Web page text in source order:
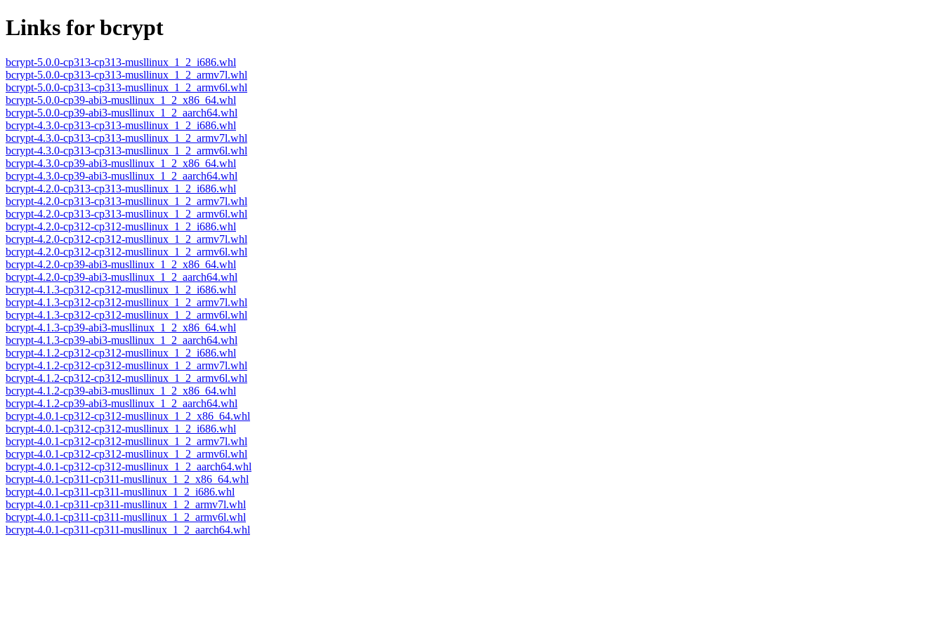
Links for bcrypt
bcrypt-5.0.0-cp313-cp313-musllinux_1_2_i686.whl
bcrypt-5.0.0-cp313-cp313-musllinux_1_2_armv7l.whl
bcrypt-5.0.0-cp313-cp313-musllinux_1_2_armv6l.whl
bcrypt-5.0.0-cp39-abi3-musllinux_1_2_x86_64.whl
bcrypt-5.0.0-cp39-abi3-musllinux_1_2_aarch64.whl
bcrypt-4.3.0-cp313-cp313-musllinux_1_2_i686.whl
bcrypt-4.3.0-cp313-cp313-musllinux_1_2_armv7l.whl
bcrypt-4.3.0-cp313-cp313-musllinux_1_2_armv6l.whl
bcrypt-4.3.0-cp39-abi3-musllinux_1_2_x86_64.whl
bcrypt-4.3.0-cp39-abi3-musllinux_1_2_aarch64.whl
bcrypt-4.2.0-cp313-cp313-musllinux_1_2_i686.whl
bcrypt-4.2.0-cp313-cp313-musllinux_1_2_armv7l.whl
bcrypt-4.2.0-cp313-cp313-musllinux_1_2_armv6l.whl
bcrypt-4.2.0-cp312-cp312-musllinux_1_2_i686.whl
bcrypt-4.2.0-cp312-cp312-musllinux_1_2_armv7l.whl
bcrypt-4.2.0-cp312-cp312-musllinux_1_2_armv6l.whl
bcrypt-4.2.0-cp39-abi3-musllinux_1_2_x86_64.whl
bcrypt-4.2.0-cp39-abi3-musllinux_1_2_aarch64.whl
bcrypt-4.1.3-cp312-cp312-musllinux_1_2_i686.whl
bcrypt-4.1.3-cp312-cp312-musllinux_1_2_armv7l.whl
bcrypt-4.1.3-cp312-cp312-musllinux_1_2_armv6l.whl
bcrypt-4.1.3-cp39-abi3-musllinux_1_2_x86_64.whl
bcrypt-4.1.3-cp39-abi3-musllinux_1_2_aarch64.whl
bcrypt-4.1.2-cp312-cp312-musllinux_1_2_i686.whl
bcrypt-4.1.2-cp312-cp312-musllinux_1_2_armv7l.whl
bcrypt-4.1.2-cp312-cp312-musllinux_1_2_armv6l.whl
bcrypt-4.1.2-cp39-abi3-musllinux_1_2_x86_64.whl
bcrypt-4.1.2-cp39-abi3-musllinux_1_2_aarch64.whl
bcrypt-4.0.1-cp312-cp312-musllinux_1_2_x86_64.whl
bcrypt-4.0.1-cp312-cp312-musllinux_1_2_i686.whl
bcrypt-4.0.1-cp312-cp312-musllinux_1_2_armv7l.whl
bcrypt-4.0.1-cp312-cp312-musllinux_1_2_armv6l.whl
bcrypt-4.0.1-cp312-cp312-musllinux_1_2_aarch64.whl
bcrypt-4.0.1-cp311-cp311-musllinux_1_2_x86_64.whl
bcrypt-4.0.1-cp311-cp311-musllinux_1_2_i686.whl
bcrypt-4.0.1-cp311-cp311-musllinux_1_2_armv7l.whl
bcrypt-4.0.1-cp311-cp311-musllinux_1_2_armv6l.whl
bcrypt-4.0.1-cp311-cp311-musllinux_1_2_aarch64.whl